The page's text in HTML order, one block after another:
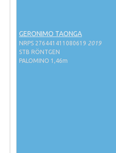
Fokprogramma's en
Informatie veulen
GERONIMO TAONGA
NRPS 276441411080619 2019
STB RÖNTGEN
PALOMINO 1,46m